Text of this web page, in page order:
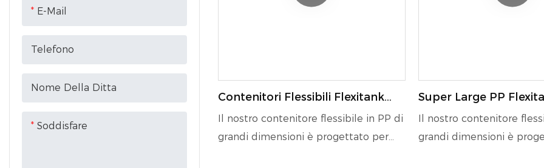
E-Mail
Telefono
Nome Della Ditta
Soddisfare
Contenitori Flessibili Flexitank
Liquid Bag Utilizzati Per Il
Trasporto Di Oli Commestibili,
Succhi Di Frutta E Glicerina
Il nostro contenitore flessibile in PP di
grandi dimensioni è progettato per
Super Large PP
Contenitori Da 20" E
1764655529946100
Il nostro contenitore
grandi dimensioni è